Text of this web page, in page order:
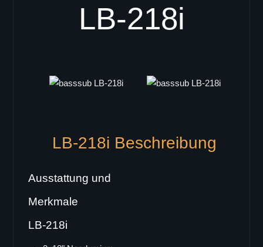
ELITE 804
C-48
K-Serie
Bassboxen
LB-218i
LB-218i Beschreibung
Ausstattung und
Merkmale
LB-218i